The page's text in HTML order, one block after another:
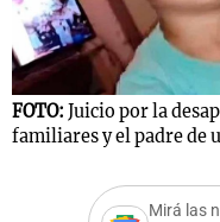
FOTO: Juicio por la
familiares y el padre de
Mirá las